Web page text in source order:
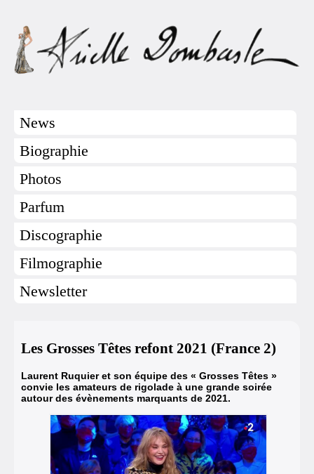
News
Biographie
Photos
Parfum
Discographie
Filmographie
Newsletter
Les Grosses Têtes refont 2021 (France 2)
Laurent Ruquier et son équipe des « Grosses Têtes »
convie les amateurs de rigolade à une grande soirée
autour des évènements marquants de 2021.